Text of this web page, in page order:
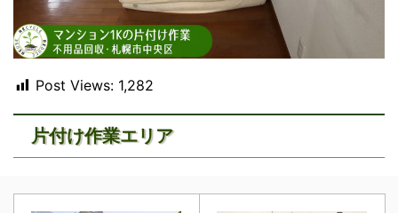
Post Views: 1,282
片付け作業エリア